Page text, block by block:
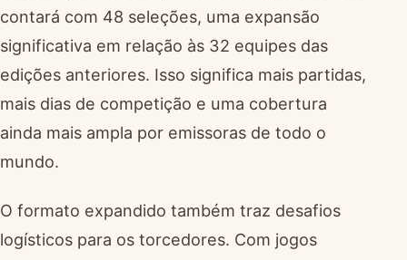
contará com 48 seleções, uma expansão
significativa em relação às 32 equipes das
edições anteriores. Isso significa mais partidas,
mais dias de competição e uma cobertura
ainda mais ampla por emissoras de todo o
mundo.
O formato expandido também traz desafios
logísticos para os torcedores. Com jogos